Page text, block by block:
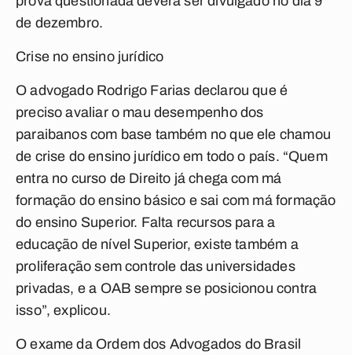
de dezembro.
Crise no ensino jurídico
O advogado Rodrigo Farias declarou que é
preciso avaliar o mau desempenho dos
paraibanos com base também no que ele chamou
de crise do ensino jurídico em todo o país. “Quem
entra no curso de Direito já chega com má
formação do ensino básico e sai com má formação
do ensino Superior. Falta recursos para a
educação de nível Superior, existe também a
proliferação sem controle das universidades
privadas, e a OAB sempre se posicionou contra
isso”, explicou.
O exame da Ordem dos Advogados do Brasil